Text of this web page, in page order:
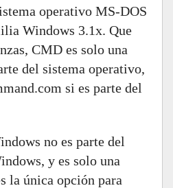
operativo MS-DOS
Windows 3.1x. Que
CMD es solo una
del sistema operativo,
si es parte del
no es parte del
y es solo una
la única opción para